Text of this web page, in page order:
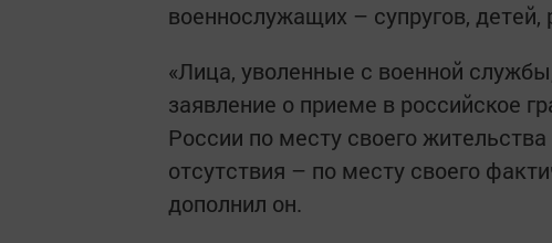
военнослужащих – супругов, детей,
«Лица, уволенные с военной
заявление о приеме в российское
России по месту своего
отсутствия – по месту своего
дополнил он.